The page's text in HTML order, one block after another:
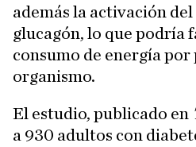
además la activación
glucagón, lo que podría
consumo de energía por
organismo.
El estudio, publicado en
a 930 adultos con